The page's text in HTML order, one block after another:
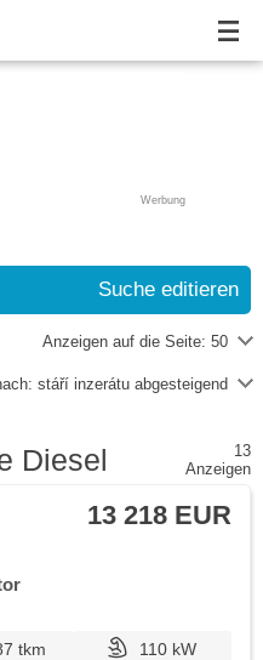
Werbung
Suche editieren
Anzeigen auf die Seite: 50
stáří inzerátu abgesteigend
Diesel
13
Anzeigen
13 218 EUR
tkm
110 kW